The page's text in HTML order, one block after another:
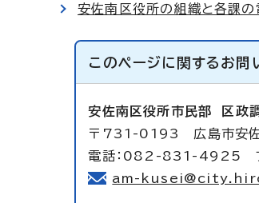
安佐南区役所の組織と各課の
このページに関する お問
安佐南区役所市民部
区政
〒731-0193 広島市安佐
電話：082-831-4925
am-